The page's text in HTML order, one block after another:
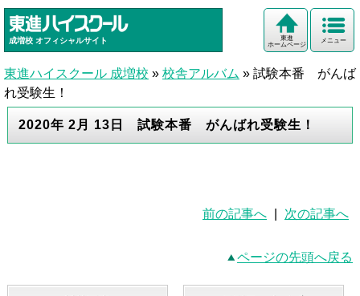
成増校 オフィシャルサイト メニュー
東進
ホームページ
東進ハイスクール 成増校 » 校舎アルバム » 試験本番 がんば
れ受験生！
2020年 2月 13日 試験本番 がんばれ受験生！
前の記事へ 次の記事へ
ページの先頭へ戻る